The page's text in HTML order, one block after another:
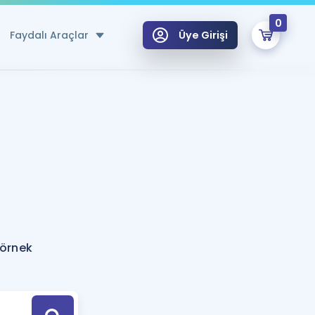
Faydalı Araçlar
Hesaplama Aracı
için Öneriler
Tek Takvimde
Üye Girişi
0